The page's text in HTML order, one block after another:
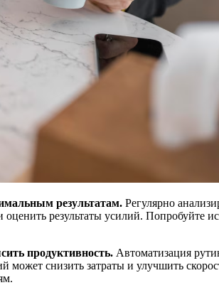
результатам. Регулярно
результаты усилий. Попробуйте
продуктивность. Автоматизация
может снизить затраты и улучшить